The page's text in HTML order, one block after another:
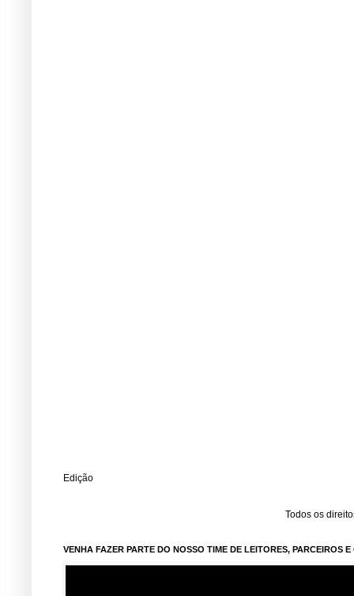
Edição
Todos os
VENHA FAZER PARTE DO NOSSO TIME DE LEITORES, PARCEIROS